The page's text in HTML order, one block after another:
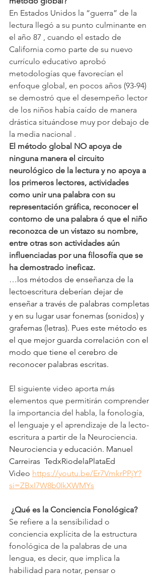
En Estados Unidos la “guerra” de la
lectura llegó a su punto culminante en
el año 87 , cuando el estado de
California como parte de su nuevo
currículo educativo aprobó
metodologías que favorecían el
enfoque global, en pocos años (93-94)
se demostró que el desempeño lector
de los niños había caído de manera
drástica situándose muy por debajo de
la media nacional .
El método global NO apoya de
ninguna manera el circuito
neurológico de la lectura y no apoya a
los primeros lectores, actividades
como unir una palabra con su
representación gráfica, reconocer el
contorno de una palabra ó que el niño
reconozca de un vistazo su nombre,
entre otras son actividades aún
influenciadas por una filosofía que se
ha demostrado ineficaz.
…los métodos de enseñanza de la
lectoescritura deberían dejar de
enseñar a través de palabras completas
y en su lugar usar fonemas (sonidos) y
grafemas (letras). Pues este método es
el que mejor guarda correlación con el
modo que tiene el cerebro de
reconocer palabras escritas.
El siguiente video aporta más
elementos que permitirán comprender
la importancia del habla, la fonología,
el lenguaje y el aprendizaje de la lecto-
escritura a partir de la Neurociencia.
Neurociencia y educación. Manuel
Carreiras  TedxRiodelaPlataEd
Video https://youtu.be/Er7VmkrPPjY?
si=ZBxI7W8b0IkXWMYs
¿Qué es la Conciencia Fonológica?
Se refiere a la sensibilidad o
conciencia explícita de la estructura
fonológica de la palabras de una
lengua, es decir, que implica la
habilidad para notar, pensar o